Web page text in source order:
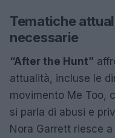
Tematiche
necessarie
“After the Hunt”
attualità, incluse le
movimento Me Too,
si parla di abusi e
Nora Garrett riesce